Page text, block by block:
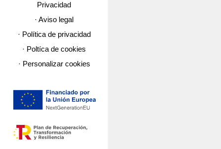
Privacidad
· Aviso legal
· Política de privacidad
· Poltíca de cookies
· Personalizar cookies